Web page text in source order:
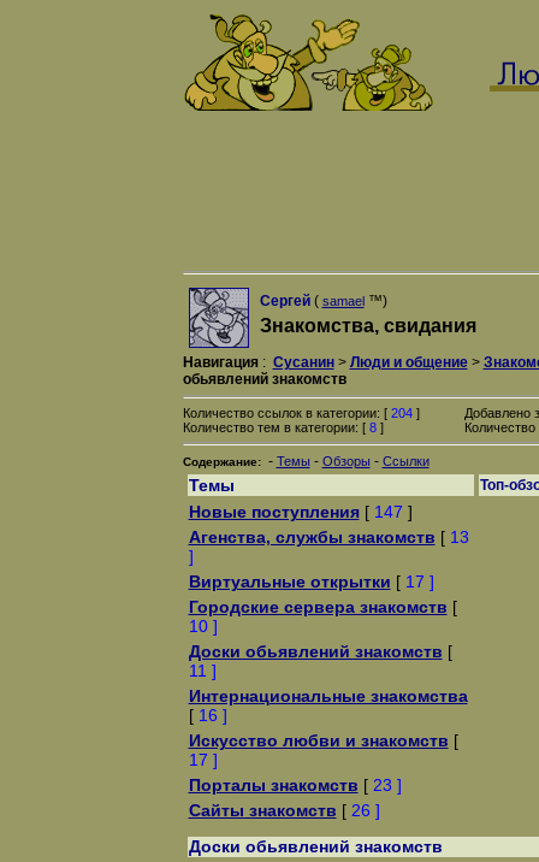
Сергей ( samael™)
Знакомства, свидания
Навигация: Сусанин> Люди и общение>
обьявлений знакомств
Количество ссылок в категории: [ 204]
Количество тем в категории: [ 8]
Добавлено
Содержание: - Темы - Обзоры - Ссылки
Темы Топ-
Новые поступления[ 147 ]
Агенства, службы знакомств [ 13
]
Виртуальные открытки [ 17 ]
Городские сервера знакомств [
10 ]
Доски обьявлений знакомств [
11 ]
Интернациональные знакомства
[ 16 ]
Искусство любви и знакомств [
17 ]
Порталы знакомств [ 23 ]
Сайты знакомств [ 26 ]
Доски обьявлений знакомств